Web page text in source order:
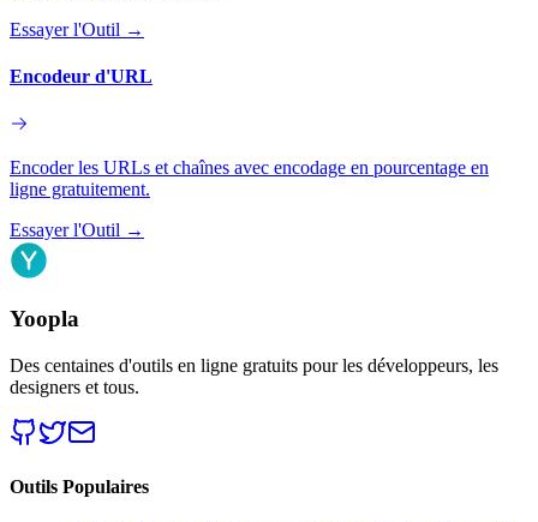
Essayer l'Outil →
Encodeur d'URL
Encoder les URLs et chaînes avec encodage en pourcentage en
ligne gratuitement.
Essayer l'Outil →
Yoopla
Des centaines d'outils en ligne gratuits pour les développeurs, les
designers et tous.
Outils Populaires